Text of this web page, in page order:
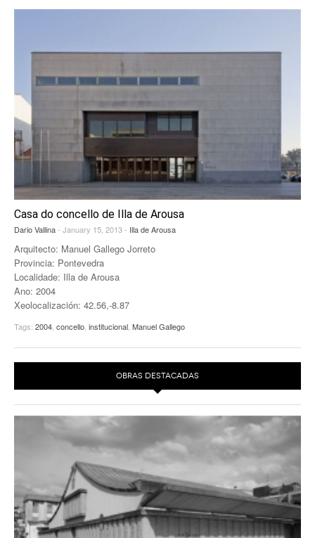
Casa do concello de Illa de Arousa
Dario Vallina- January 15, 2013 - Illa de Arousa
Arquitecto: Manuel Gallego Jorreto
Provincia: Pontevedra
Localidade: Illa de Arousa
Ano: 2004
Xeolocalización: 42.56,-8.87
Tags: 2004 concello institucional Manuel Gallego
OBRAS DESTACADAS